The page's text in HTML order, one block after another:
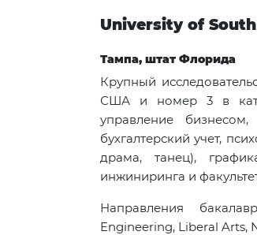
University of
Тампа, штат Флорида
Крупный
США и номер 3 в
управление
бухгалтерский учет,
драма, танец),
инжиниринга и
Направления
Engineering, Liberal Arts,